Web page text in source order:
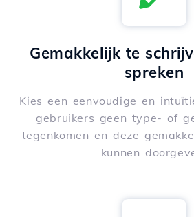
Gemakkelijk te
spreken
Kies een eenvoudige en
gebruikers geen type- of
tegenkomen en deze
kunnen